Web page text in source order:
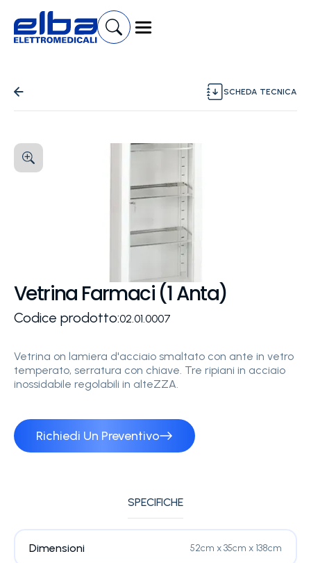
SCHEDA TECNICA
Vetrina Farmaci (1 Anta)
Codice prodotto:02.01.0007
Vetrina on lamiera d'acciaio smaltato con ante in vetro
temperato, serratura con chiave. Tre ripiani in acciaio
inossidabile regolabili in alteZZA.
Richiedi Un Preventivo
SPECIFICHE
Dimensioni 52cm x 35cm x 138cm